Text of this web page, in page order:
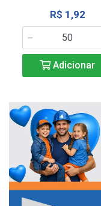
R$ 1,92
Adicionar